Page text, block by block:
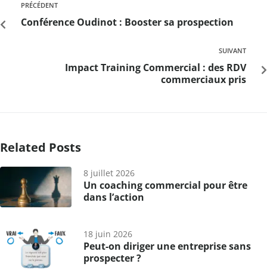
PRÉCÉDENT
Conférence Oudinot : Booster sa prospection
SUIVANT
Impact Training Commercial : des RDV
commerciaux pris
Related Posts
8 juillet 2026
Un coaching commercial pour être
dans l’action
18 juin 2026
Peut-on diriger une entreprise sans
prospecter ?